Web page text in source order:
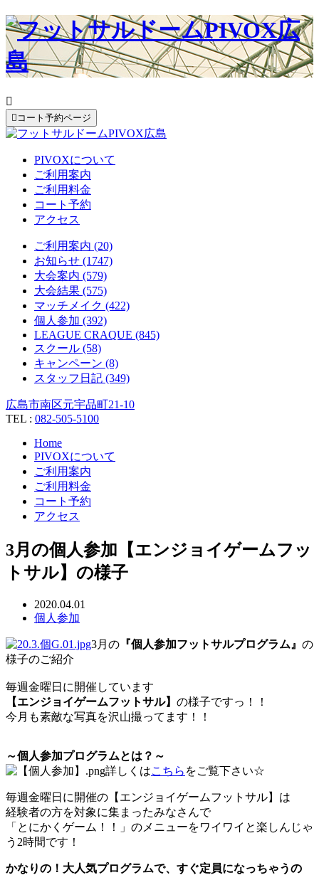

 コート予約ページ
PIVOXについて
ご利用案内
ご利用料金
コート予約
アクセス
ご利用案内 (20)
お知らせ (1747)
大会案内 (579)
大会結果 (575)
マッチメイク (422)
個人参加 (392)
LEAGUE CRAQUE (845)
スクール (58)
キャンペーン (8)
スタッフ日記 (349)
広島市南区元宇品町21-10
TEL : 082-505-5100
Home
PIVOXについて
ご利用案内
ご利用料金
コート予約
アクセス
3月の個人参加【エンジョイゲームフッ
トサル】の様子
2020.04.01
個人参加
3月の 『個人参加フットサルプログラム』 の
様子のご紹介
毎週金曜日に開催しています
【エンジョイゲームフットサル】 の様子ですっ！！
今月も素敵な写真を沢山撮ってます！！
～個人参加プログラムとは？～
詳しくはこちら をご覧下さい☆
毎週金曜日に開催の【エンジョイゲームフットサル】は
経験者の方を対象に集まったみなさんで
「とにかくゲーム！！」のメニューをワイワイと楽しんじゃ
う2時間です！
かなりの！大人気プログラムで、すぐ定員になっちゃうの